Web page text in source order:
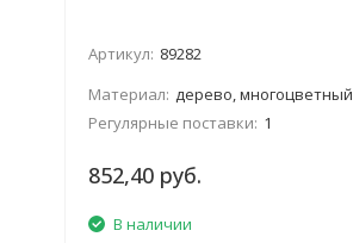
Артикул: 89282
Материал: дерево, многоцветный
Регулярные поставки: 1
852,40 руб.
В наличии